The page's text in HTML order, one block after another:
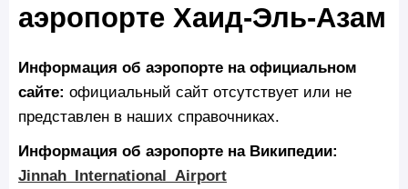
аэропорте Хаид-Эль-Азам
Информация об аэропорте на официальном
сайте: официальный сайт отсутствует или не
представлен в наших справочниках.
Информация об аэропорте на Википедии:
Jinnah_International_Airport